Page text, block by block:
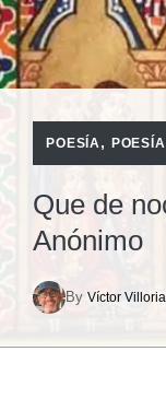
POESÍA,
Que de
Anónimo
By Víctor Villoria